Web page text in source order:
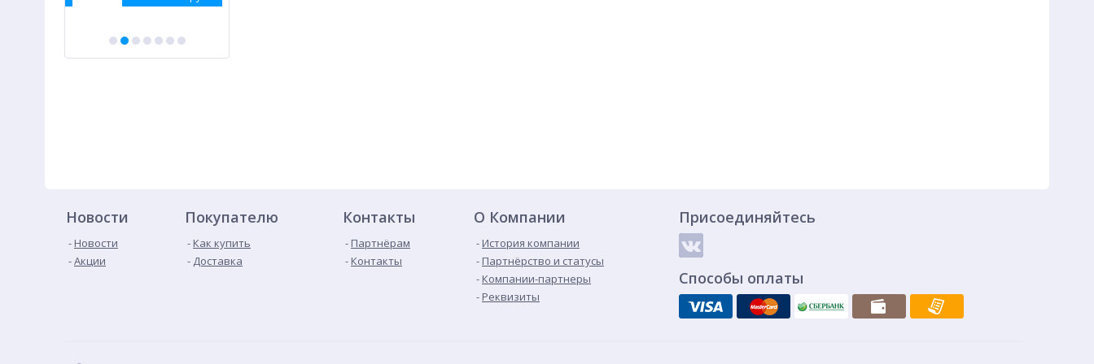
Новости
Новости
Акции
Покупателю
Как купить
Доставка
Контакты
Партнёрам
Контакты
О Компании
История компании
Партнёрство и статусы
Компании-партнеры
Реквизиты
Присоединяйтесь
Способы оплаты